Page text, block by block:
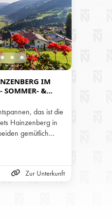
IM
SOMMER- &
das ist die
Hainzenberg in
gemütlich
Alpen kann
wohlfühlen.Zur Unterkunft